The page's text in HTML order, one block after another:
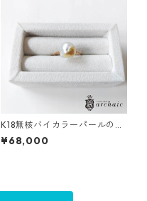
K18無核バイカラーパールのリ
ング（11.5号）
¥68,000